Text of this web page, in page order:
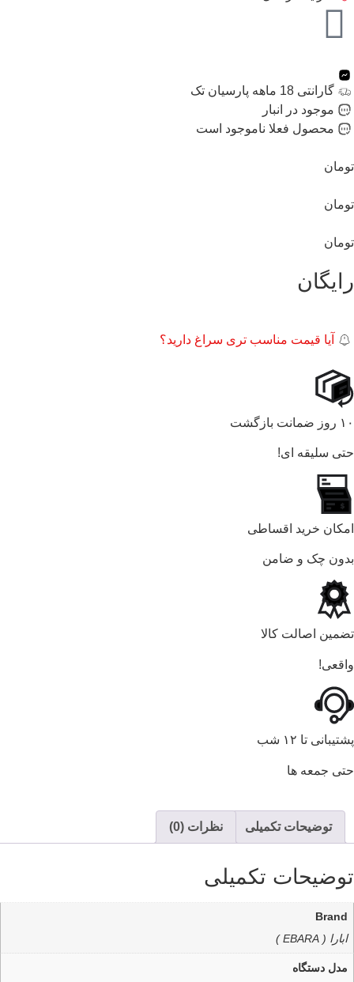
گارانتی 18 ماهه پارسیان تک
موجود در انبار
محصول فعلا ناموجود است
تومان
تومان
تومان
رایگان
آیا قیمت مناسب تری سراغ دارید؟
۱۰ روز ضمانت بازگشت
حتی سلیقه ای!
امکان خرید اقساطی
بدون چک و ضامن
تضمین اصالت کالا
واقعی!
پشتیبانی تا ۱۲ شب
حتی جمعه ها
توضیحات تکمیلی نظرات (0)
توضیحات تکمیلی
Brand
ابارا ( EBARA )
مدل دستگاه